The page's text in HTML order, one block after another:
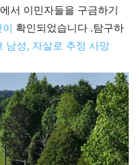
서 이민자들을 구금하기
확인되었습니다 .탐구하
남성, 자살로 추정 사망